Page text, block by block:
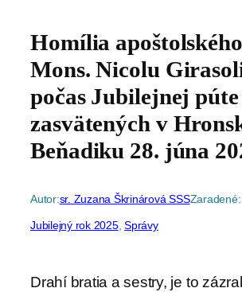
Homília
Mons. Nicolu
počas Jubilejnej púte
zasvätených v
Beňadiku 28. júna
Autor:sr. Zuzana Škrinárová SSSZaradené:
Jubilejný rok 2025, Správy
Drahí bratia a sestry, je to